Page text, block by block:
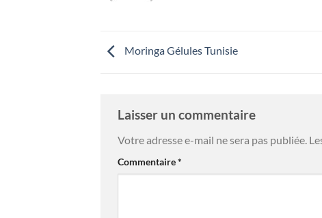
Moringa Gélules Tunisie
Laisser un commentaire
Votre adresse e-mail ne sera pas publiée.
Commentaire*